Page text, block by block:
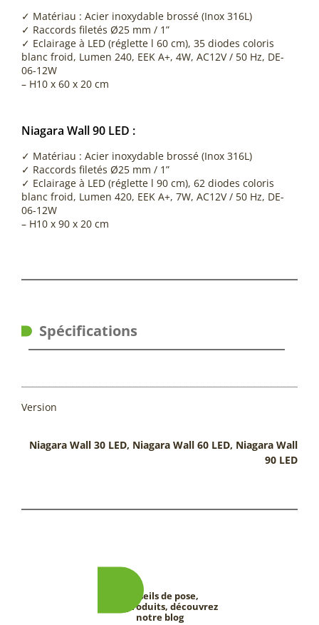
✓ Matériau : Acier inoxydable brossé (Inox 316L)
✓ Raccords filetés Ø25 mm / 1”
✓ Eclairage à LED (réglette l 60 cm), 35 diodes coloris
blanc froid, Lumen 240, EEK A+, 4W, AC12V / 50 Hz, DE-
06-12W
– H10 x 60 x 20 cm
Niagara Wall 90 LED :
✓ Matériau : Acier inoxydable brossé (Inox 316L)
✓ Raccords filetés Ø25 mm / 1”
✓ Eclairage à LED (réglette l 90 cm), 62 diodes coloris
blanc froid, Lumen 420, EEK A+, 7W, AC12V / 50 Hz, DE-
06-12W
– H10 x 90 x 20 cm
Spécifications
Version
Niagara Wall 30 LED, Niagara Wall 60 LED, Niagara Wall
90 LED
Conseils de pose,
tests produits, découvrez
notre blog